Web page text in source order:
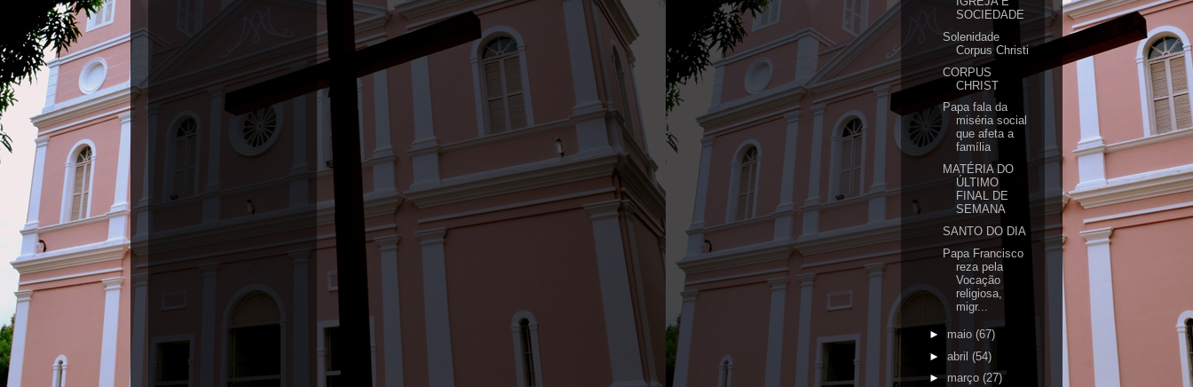
SOCIEDADE
Solenidade
Corpus Christi
CORPUS
CHRIST
Papa fala da
miséria social
que afeta a
família
MATÉRIA DO
ÚLTIMO
FINAL DE
SEMANA
SANTO DO DIA
Papa Francisco
reza pela
Vocação
religiosa,
migr...
► maio (67)
► abril (54)
► março (27)